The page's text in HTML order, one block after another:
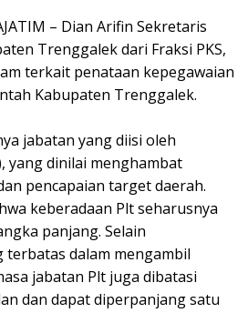
– Dian Arifin Sekretaris
Trenggalek dari Fraksi PKS,
terkait penataan kepegawaian
Kabupaten Trenggalek.
jabatan yang diisi oleh
yang dinilai menghambat
pencapaian target daerah.
keberadaan Plt seharusnya
panjang. Selain
terbatas dalam mengambil
jabatan Plt juga dibatasi
dan dapat diperpanjang satu